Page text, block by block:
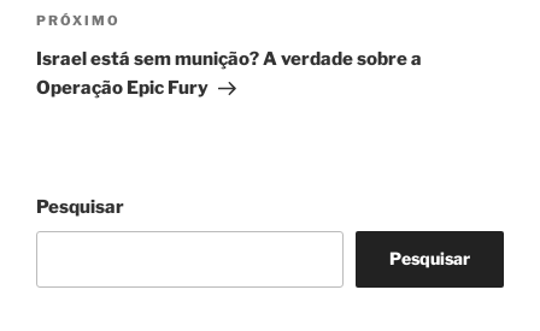
Próximo
post
PRÓXIMO
Israel está sem munição? A verdade sobre a
Operação Epic Fury
Pesquisar
Pesquisar